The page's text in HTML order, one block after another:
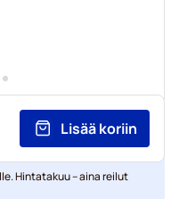
Lisää koriin
Hintatakuu – aina reilut